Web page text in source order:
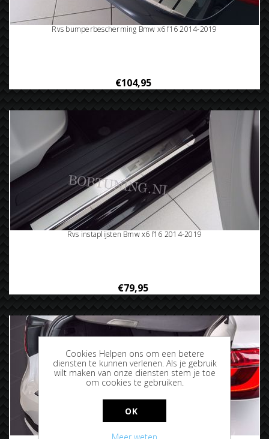
Rvs bumperbescherming Bmw x6 f16 2014-2019
€104,95
Rvs instaplijsten Bmw x6 f16 2014-2019
€79,95
Cookies Helpen ons om een betere
diensten te kunnen verlenen. Als je gebruik
wilt maken van onze diensten stem je toe
om cookies te gebruiken.
OK
Meer weten